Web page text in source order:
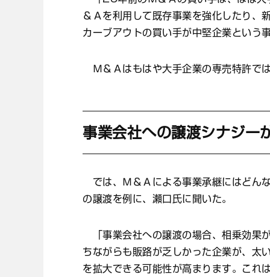
＆Ａを利用して既存事業を強化したり、
カーブアウトの買い手が中堅企業という
Ｍ＆Ａはもはや大手企業の専売特許で
事業会社への譲渡シナジー
では、Ｍ＆Ａによる事業承継にはどん
の譲渡を例に、瀬口氏に聞いた。
「事業会社への譲渡の場合、相乗効果
ちながらも販路が乏しかった企業が、太
を拡大できる可能性が高まります。これ